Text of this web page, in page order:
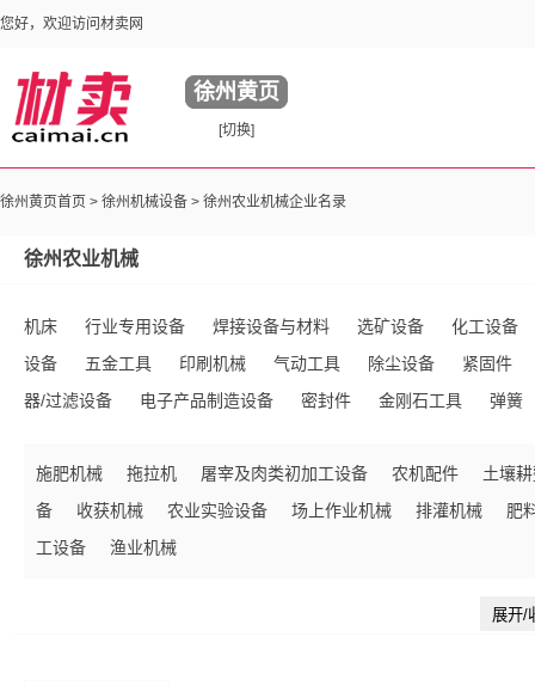
您好，欢迎访问材卖网
徐州黄页
[切换]
徐州黄页首页 > 徐州机械设备 > 徐州农业机械企业名录
徐州农业机械
机床 行业专用设备 焊接设备与材料 选矿设备
化工设备
设备
五金工具 印刷机械 气动工具 除尘设备
紧固件
器/过滤设备
电子产品制造设备 密封件 金刚石工具
弹簧
手动工具
五金配件 环保监测设备 整熨洗涤设备
电动工具
高压电器
锻件 内燃机 冶炼设备 链条/链轮 磨料
铸
输电设备及材料
节能设备
工业用纸
施肥机械 拖拉机 屠宰及肉类初加工设备 农机配件
土壤
备
收获机械 农业实验设备 场上作业机械 排灌机械
肥
工设备
渔业机械
展开/